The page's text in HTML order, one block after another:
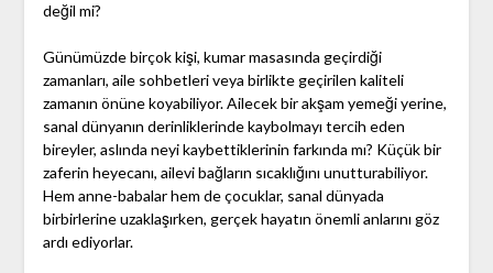
değil mi?
Günümüzde birçok kişi, kumar masasında geçirdiği
zamanları, aile sohbetleri veya birlikte geçirilen kaliteli
zamanın önüne koyabiliyor. Ailecek bir akşam yemeği yerine,
sanal dünyanın derinliklerinde kaybolmayı tercih eden
bireyler, aslında neyi kaybettiklerinin farkında mı? Küçük bir
zaferin heyecanı, ailevi bağların sıcaklığını unutturabiliyor.
Hem anne-babalar hem de çocuklar, sanal dünyada
birbirlerine uzaklaşırken, gerçek hayatın önemli anlarını göz
ardı ediyorlar.